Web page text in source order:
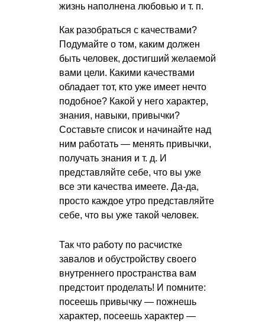
жизнь наполнена любовью и т. п.
Как разобраться с качествами?
Подумайте о том, каким должен
быть человек, достигший желаемой
вами цели. Какими качествами
обладает тот, кто уже имеет нечто
подобное? Какой у него характер,
знания, навыки, привычки?
Составьте список и начинайте над
ним работать — менять привычки,
получать знания и т. д. И
представляйте себе, что вы уже
все эти качества имеете. Да-да,
просто каждое утро представляйте
себе, что вы уже такой человек.
Так что работу по расчистке
завалов и обустройству своего
внутреннего пространства вам
предстоит проделать! И помните:
посеешь привычку — пожнешь
характер, посеешь характер —